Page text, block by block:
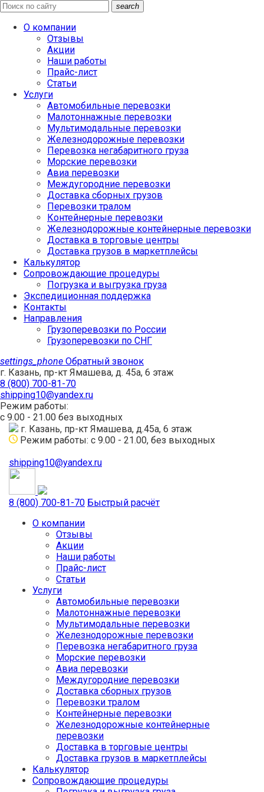
search
О компании
Отзывы
Акции
Наши работы
Прайс-лист
Статьи
Услуги
Автомобильные перевозки
Малотоннажные перевозки
Мультимодальные перевозки
Железнодорожные перевозки
Перевозка негабаритного груза
Морские перевозки
Авиа перевозки
Междугородние перевозки
Доставка сборных грузов
Перевозки тралом
Контейнерные перевозки
Железнодорожные контейнерные перевозки
Доставка в торговые центры
Доставка грузов в маркетплейсы
Калькулятор
Сопровождающие процедуры
Погрузка и выгрузка груза
Экспедиционная поддержка
Контакты
Направления
Грузоперевозки по России
Грузоперевозки по СНГ
settings_phone Обратный звонок
г. Казань, пр-кт Ямашева, д. 45а, 6 этаж
8 (800) 700-81-70
shipping10@yandex.ru
Режим работы:
с 9.00 - 21.00 без выходных
г. Казань, пр-кт Ямашева, д.45а, 6 этаж
Режим работы: с 9.00 - 21.00, без выходных
shipping10@yandex.ru
8 (800) 700-81-70 Быстрый расчёт
О компании
Отзывы
Акции
Наши работы
Прайс-лист
Статьи
Услуги
Автомобильные перевозки
Малотоннажные перевозки
Мультимодальные перевозки
Железнодорожные перевозки
Перевозка негабаритного груза
Морские перевозки
Авиа перевозки
Междугородние перевозки
Доставка сборных грузов
Перевозки тралом
Контейнерные перевозки
Железнодорожные контейнерные
перевозки
Доставка в торговые центры
Доставка грузов в маркетплейсы
Калькулятор
Сопровождающие процедуры